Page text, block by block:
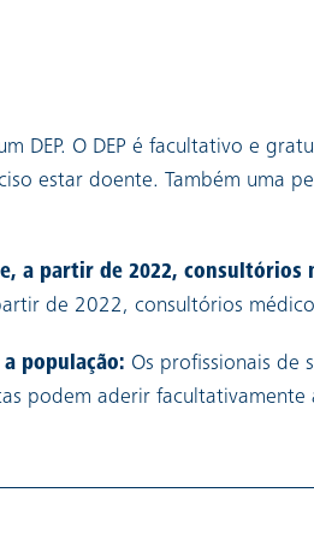
DEP. O DEP é facultativo e
estar doente. Também uma
a partir de 2022, consultórios
de 2022, consultórios
população: Os profissionais de
podem aderir facultativamente